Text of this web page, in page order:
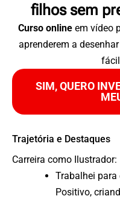
filhos sem
Curso online em vídeo
aprenderem a desenhar
SIM, QUERO
Trajetória e Destaques
Carreira como Ilustrador:
Trabalhei para
Positivo,